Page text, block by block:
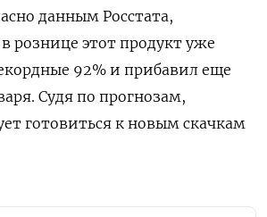
данным Росстата,
рознице этот продукт уже
92% и прибавил еще
Судя по прогнозам,
готовиться к новым скачкам